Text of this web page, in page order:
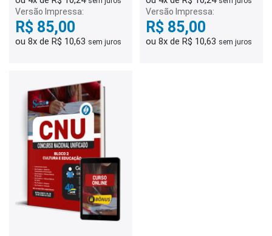
Versão Impressa:
R$ 85,00
ou 8x de R$ 10,63 sem juros
Versão Impressa:
R$ 85,00
ou 8x de R$ 10,63 sem juros